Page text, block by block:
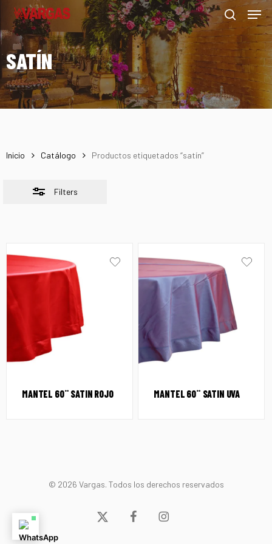
Skip
main
content
search
Menu
SATÍN
Inicio Catálogo Productos etiquetados “satín”
Filters
Close
Filters
MANTEL 60¨ SATIN ROJO MANTEL 60¨ SATIN UVA
© 2026 Vargas. Todos los derechos reservados
x-
facebookinstagram
Menu